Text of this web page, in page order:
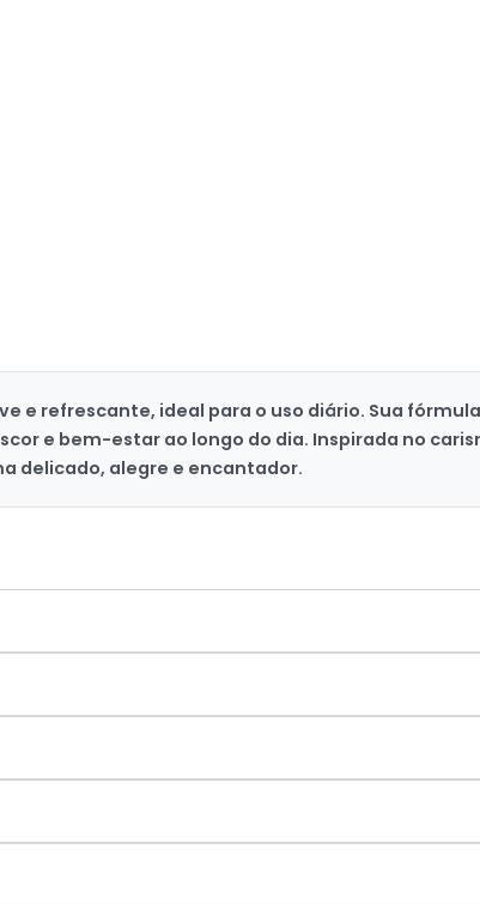
e refrescante, ideal para o uso diário. Sua
e bem-estar ao longo do dia. Inspirada no
delicado, alegre e encantador.